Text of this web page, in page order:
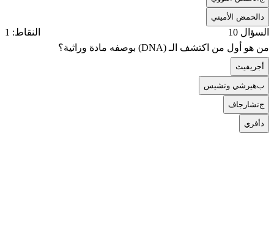
الحمض الأميني
السؤال 10
النقاط: 1
من هو أول من اكتشف الـ (DNA) بوصفه مادة وراثية؟
جريفيث
بهيرشي وتشيس
جتشارجاف
أفري